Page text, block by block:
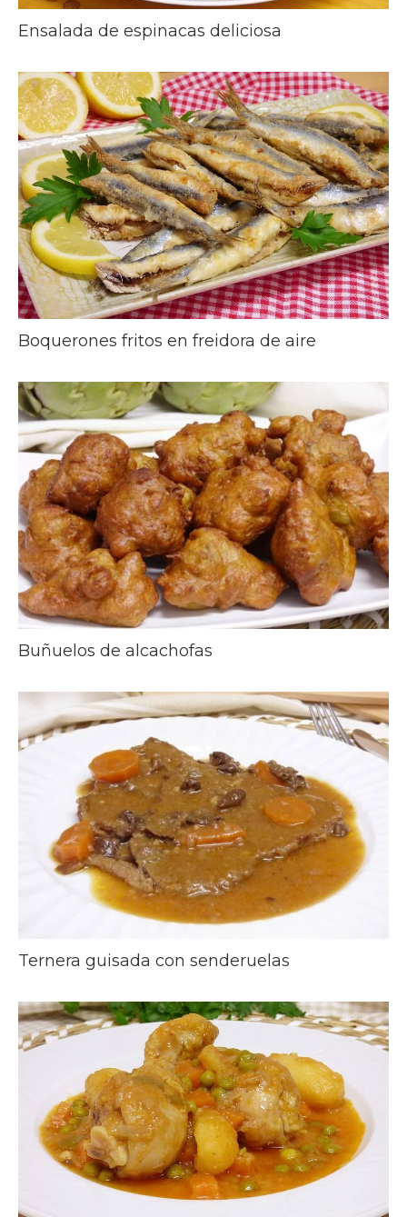
Ensalada de espinacas deliciosa
Boquerones fritos en freidora de aire
Buñuelos de alcachofas
Ternera guisada con senderuelas